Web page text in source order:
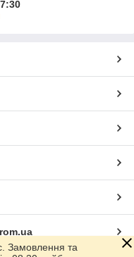
Замовлення та